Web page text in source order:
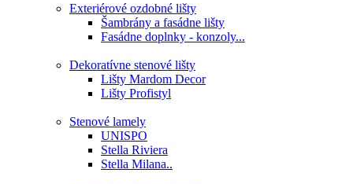
Exteriérové ozdobné lišty
Šambrány a fasádne lišty
Fasádne doplnky - konzoly...
Dekoratívne stenové lišty
Lišty Mardom Decor
Lišty Profistyl
Stenové lamely
UNISPO
Stella Riviera
Stella Milana..